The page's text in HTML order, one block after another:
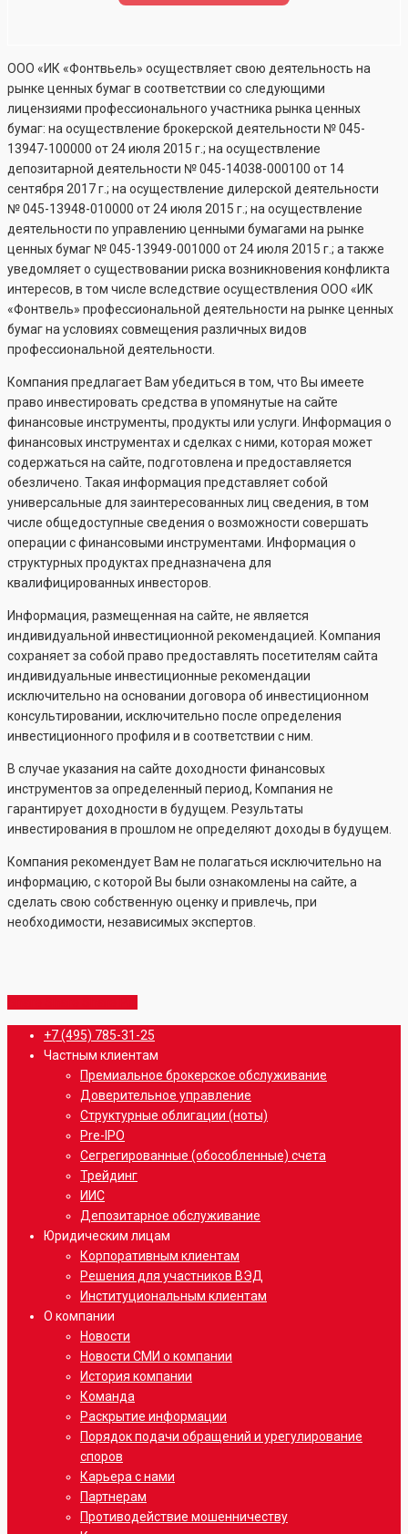
ООО «ИК «Фонтвьель» осуществляет свою деятельность на
рынке ценных бумаг в соответствии со следующими
лицензиями профессионального участника рынка ценных
бумаг: на осуществление брокерской деятельности №045-
13947-100000 от 24 июля 2015 г.; на осуществление
депозитарной деятельности №045-14038-000100 от 14
сентября 2017 г.; на осуществление дилерской деятельности
№045-13948-010000 от 24 июля 2015 г.; на осуществление
деятельности по управлению ценными бумагами на рынке
ценных бумаг №045-13949-001000 от 24 июля 2015 г.; а также
уведомляет о существовании риска возникновения конфликта
интересов, в том числе вследствие осуществления ООО «ИК
«Фонтвель» профессиональной деятельности на рынке ценных
бумаг на условиях совмещения различных видов
профессиональной деятельности.
Компания предлагает Вам убедиться в том, что Вы имеете
право инвестировать средства в упомянутые на сайте
финансовые инструменты, продукты или услуги. Информация о
финансовых инструментах и сделках с ними, которая может
содержаться на сайте, подготовлена и предоставляется
обезличено. Такая информация представляет собой
универсальные для заинтересованных лиц сведения, в том
числе общедоступные сведения о возможности совершать
операции с финансовыми инструментами. Информация о
структурных продуктах предназначена для
квалифицированных инвесторов.
Информация, размещенная на сайте, не является
индивидуальной инвестиционной рекомендацией. Компания
сохраняет за собой право предоставлять посетителям сайта
индивидуальные инвестиционные рекомендации
исключительно на основании договора об инвестиционном
консультировании, исключительно после определения
инвестиционного профиля и в соответствии с ним.
В случае указания на сайте доходности финансовых
инструментов за определенный период, Компания не
гарантирует доходности в будущем. Результаты
инвестирования в прошлом не определяют доходы в будущем.
Компания рекомендует Вам не полагаться исключительно на
информацию, с которой Вы были ознакомлены на сайте, а
сделать свою собственную оценку и привлечь, при
необходимости, независимых экспертов.
Close
Menu
+7 (495) 785-31-25
Частным клиентам
Премиальное брокерское обслуживание
Доверительное управление
Структурные облигации (ноты)
Pre-IPO
Сегрегированные (обособленные) счета
Трейдинг
ИИС
Депозитарное обслуживание
Юридическим лицам
Корпоративным клиентам
Решения для участников ВЭД
Институциональным клиентам
О компании
Новости
Новости СМИ о компании
История компании
Команда
Раскрытие информации
Порядок подачи обращений и урегулирование
споров
Карьера с нами
Партнерам
Противодействие мошенничеству